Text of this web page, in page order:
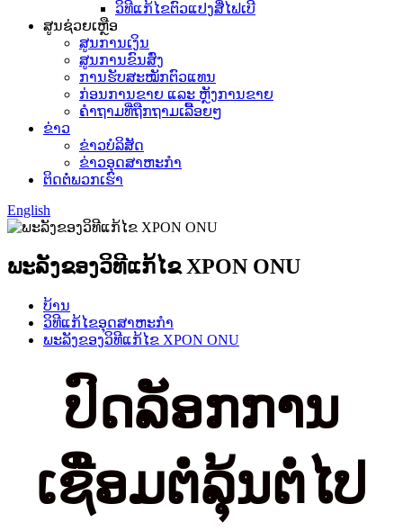
ວິທີແກ້ໄຂຕົວແປງສື່ໄຟເບີ
ສູນຊ່ວຍເຫຼືອ
ສູນການເງິນ
ສູນການຂົນສົ່ງ
ການຮັບສະໝັກຕົວແທນ
ກ່ອນການຂາຍ ແລະ ຫຼັງການຂາຍ
ຄຳຖາມທີ່ຖືກຖາມເລື້ອຍໆ
ຂ່າວ
ຂ່າວບໍລິສັດ
ຂ່າວອຸດສາຫະກຳ
ຕິດຕໍ່ພວກເຮົາ
English
ພະລັງຂອງວິທີແກ້ໄຂ XPON ONU
ບ້ານ
ວິທີແກ້ໄຂອຸດສາຫະກໍາ
ພະລັງຂອງວິທີແກ້ໄຂ XPON ONU
ປົດລັອກການ
ເຊື່ອມຕໍ່ລຸ້ນຕໍ່ໄປ